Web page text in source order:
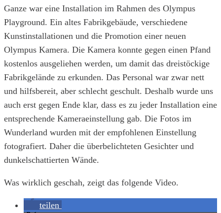
Ganze war eine Installation im Rahmen des Olympus
Playground. Ein altes Fabrikgebäude, verschiedene
Kunstinstallationen und die Promotion einer neuen
Olympus Kamera. Die Kamera konnte gegen einen Pfand
kostenlos ausgeliehen werden, um damit das dreistöckige
Fabrikgelände zu erkunden. Das Personal war zwar nett
und hilfsbereit, aber schlecht geschult. Deshalb wurde uns
auch erst gegen Ende klar, dass es zu jeder Installation eine
entsprechende Kameraeinstellung gab. Die Fotos im
Wunderland wurden mit der empfohlenen Einstellung
fotografiert. Daher die überbelichteten Gesichter und
dunkelschattierten Wände.
Was wirklich geschah, zeigt das folgende Video.
teilen